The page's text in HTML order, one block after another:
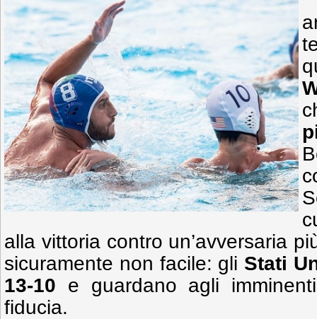
alla vittoria contro un’avversaria
sicuramente non facile: gli Stati
13-10 e guardano agli
fiducia.